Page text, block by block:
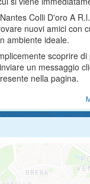
Colli D'oro A
nuovi amici con
ambiente ideale.
scoprire
un messaggio
nella pagina.